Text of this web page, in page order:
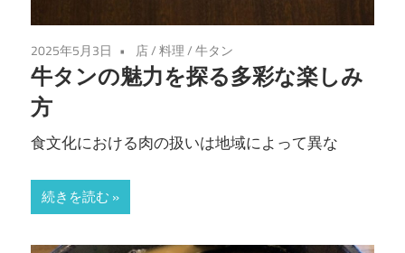
2025年5月3日 店/料理/牛タン
牛タンの魅力を探る多彩な楽しみ
方
食文化における肉の扱いは地域によって異な
続きを読む